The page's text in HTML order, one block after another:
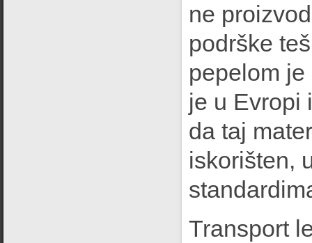
ne
podrške
pepelom
je u Evropi
da taj
iskorišten,
Transport